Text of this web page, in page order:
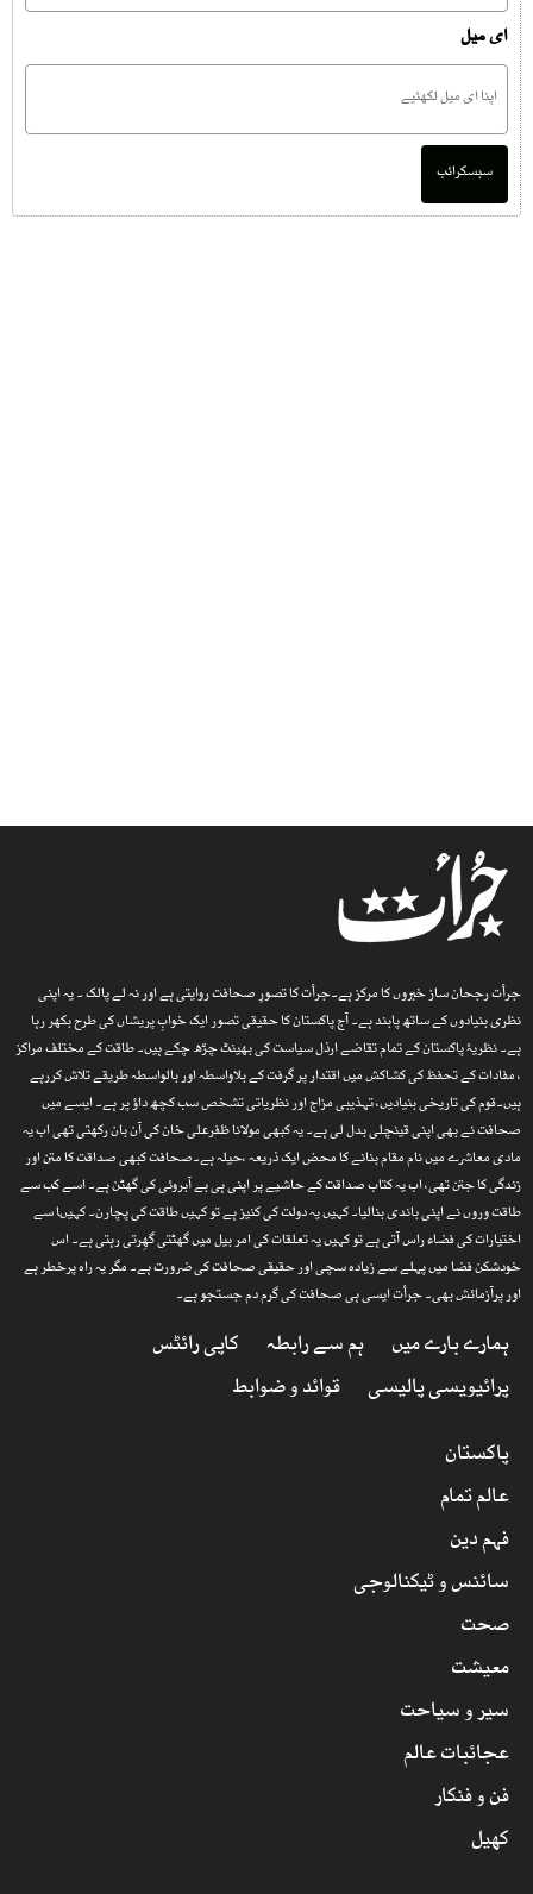
ای میل
سبسکرائب
جرأت رجحان ساز خبروں کا مرکز ہے۔جرأت کا تصورِ صحافت روایتی ہے اور نہ لے پالک ۔ یہ اپنی
نظری بنیادوں کے ساتھ پابند ہے۔ آج پاکستان کا حقیقی تصور ایک خوابِ پریشاں کی طرح بکھر رہا
ہے۔ نظریۂ پاکستان کے تمام تقاضے ارذل سیاست کی بھینٹ چڑھ چکے ہیں۔ طاقت کے مختلف مراکز
، مفادات کے تحفظ کی کشاکش میں اقتدار پر گرفت کے بلاواسطہ اور بالواسطہ طریقے تلاش کررہے
ہیں۔قوم کی تاریخی بنیادیں، تہذیبی مزاج اور نظریاتی تشخص سب کچھ داؤ پر ہے۔ ایسے میں
صحافت نے بھی اپنی قینچلی بدل لی ہے۔ یہ کبھی مولانا ظفرعلی خان کی آن بان رکھتی تھی اب یہ
مادی معاشرے میں نام مقام بنانے کا محض ایک ذریعہ ،حیلہ ہے۔صحافت کبھی صداقت کا متن اور
زندگی کا جتن تھی، اب یہ کتاب صداقت کے حاشیے پر اپنی ہی بے آبروئی کی گھٹن ہے۔ اسے کب سے
طاقت وروں نے اپنی باندی بنالیا۔ کہیں یہ دولت کی کنیز ہے تو کہیں طاقت کی پچارن۔ کہیںا سے
اختیارات کی فضاء راس آتی ہے تو کہیں یہ تعلقات کی امر بیل میں گھٹتی گھِرتی رہتی ہے۔ اس
خودشکن فضا میں پہلے سے زیادہ سچی اور حقیقی صحافت کی ضرورت ہے۔ مگر یہ راہ پرخطر ہے
اور پرآزمائش بھی۔ جرأت ایسی ہی صحافت کی گرم دم جستجو ہے۔
ہمارے بارے میں ہم سے رابطہ
کاپی رائٹس
پرائیویسی پالیسی
قوائد و ضوابط
پاکستان
عالم تمام
فہم دین
سائنس و ٹیکنالوجی
صحت
معیشت
سیر و سیاحت
عجائبات عالم
فن و فنکار
کھیل